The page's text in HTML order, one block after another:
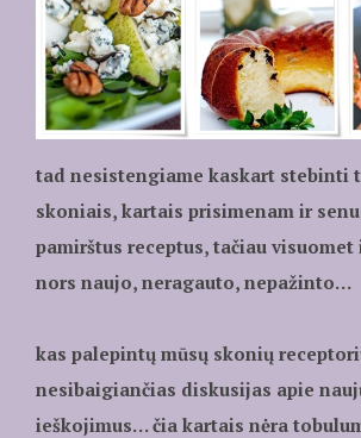
tad nesistengiame kaskart stebinti
skoniais, kartais prisimenam ir
pamirštus receptus, tačiau visuomet
nors naujo, neragauto, nepažinto…
kas palepintų mūsų skonių
nesibaigiančias diskusijas apie
ieškojimus… čia kartais nėra